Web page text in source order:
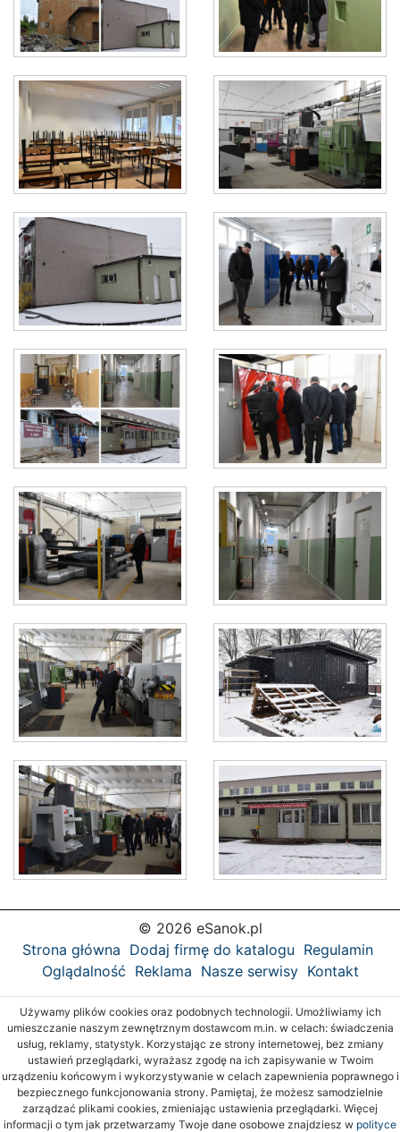
© 2026 eSanok.pl
Strona główna Dodaj firmę do katalogu Regulamin
Oglądalność Reklama Nasze serwisy Kontakt
Używamy plików cookies oraz podobnych technologii. Umożliwiamy ich
umieszczanie naszym zewnętrznym dostawcom m.in. w celach: świadczenia
usług, reklamy, statystyk. Korzystając ze strony internetowej, bez zmiany
ustawień przeglądarki, wyrażasz zgodę na ich zapisywanie w Twoim
urządzeniu końcowym i wykorzystywanie w celach zapewnienia poprawnego i
bezpiecznego funkcjonowania strony. Pamiętaj, że możesz samodzielnie
zarządzać plikami cookies, zmieniając ustawienia przeglądarki. Więcej
informacji o tym jak przetwarzamy Twoje dane osobowe znajdziesz w polityce